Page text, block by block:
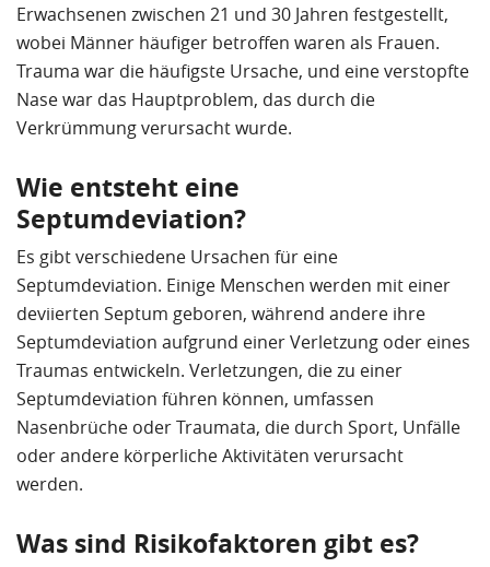
Erwachsenen zwischen 21 und 30 Jahren festgestellt,
wobei Männer häufiger betroffen waren als Frauen.
Trauma war die häufigste Ursache, und eine verstopfte
Nase war das Hauptproblem, das durch die
Verkrümmung verursacht wurde.
Wie entsteht eine
Septumdeviation?
Es gibt verschiedene Ursachen für eine
Septumdeviation. Einige Menschen werden mit einer
deviierten Septum geboren, während andere ihre
Septumdeviation aufgrund einer Verletzung oder eines
Traumas entwickeln. Verletzungen, die zu einer
Septumdeviation führen können, umfassen
Nasenbrüche oder Traumata, die durch Sport, Unfälle
oder andere körperliche Aktivitäten verursacht
werden.
Was sind Risikofaktoren gibt es?